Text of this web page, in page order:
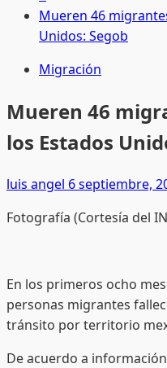
Mueren 46
Unidos: Segob
Migración
Mueren 46
los Estados
luis angel 6 septiembre,
Fotografía (Cortesía del
En los primeros ocho
personas migrantes
tránsito por territorio
De acuerdo a